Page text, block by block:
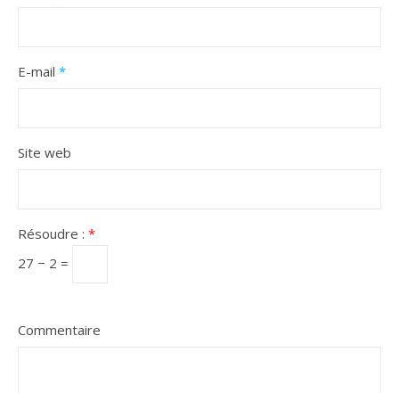
E-mail *
Site web
Résoudre : *
27 − 2 =
Commentaire